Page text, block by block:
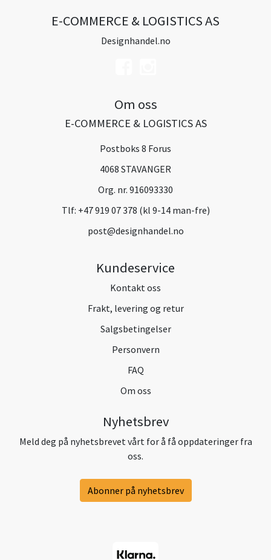
E-COMMERCE & LOGISTICS AS
Designhandel.no
Om oss
E-COMMERCE & LOGISTICS AS
Postboks 8 Forus
4068 STAVANGER
Org. nr. 916093330
Tlf: +47 919 07 378 (kl 9-14 man-fre)
post@designhandel.no
Kundeservice
Kontakt oss
Frakt, levering og retur
Salgsbetingelser
Personvern
FAQ
Om oss
Nyhetsbrev
Meld deg på nyhetsbrevet vårt for å få oppdateringer fra
oss.
Abonner på nyhetsbrev